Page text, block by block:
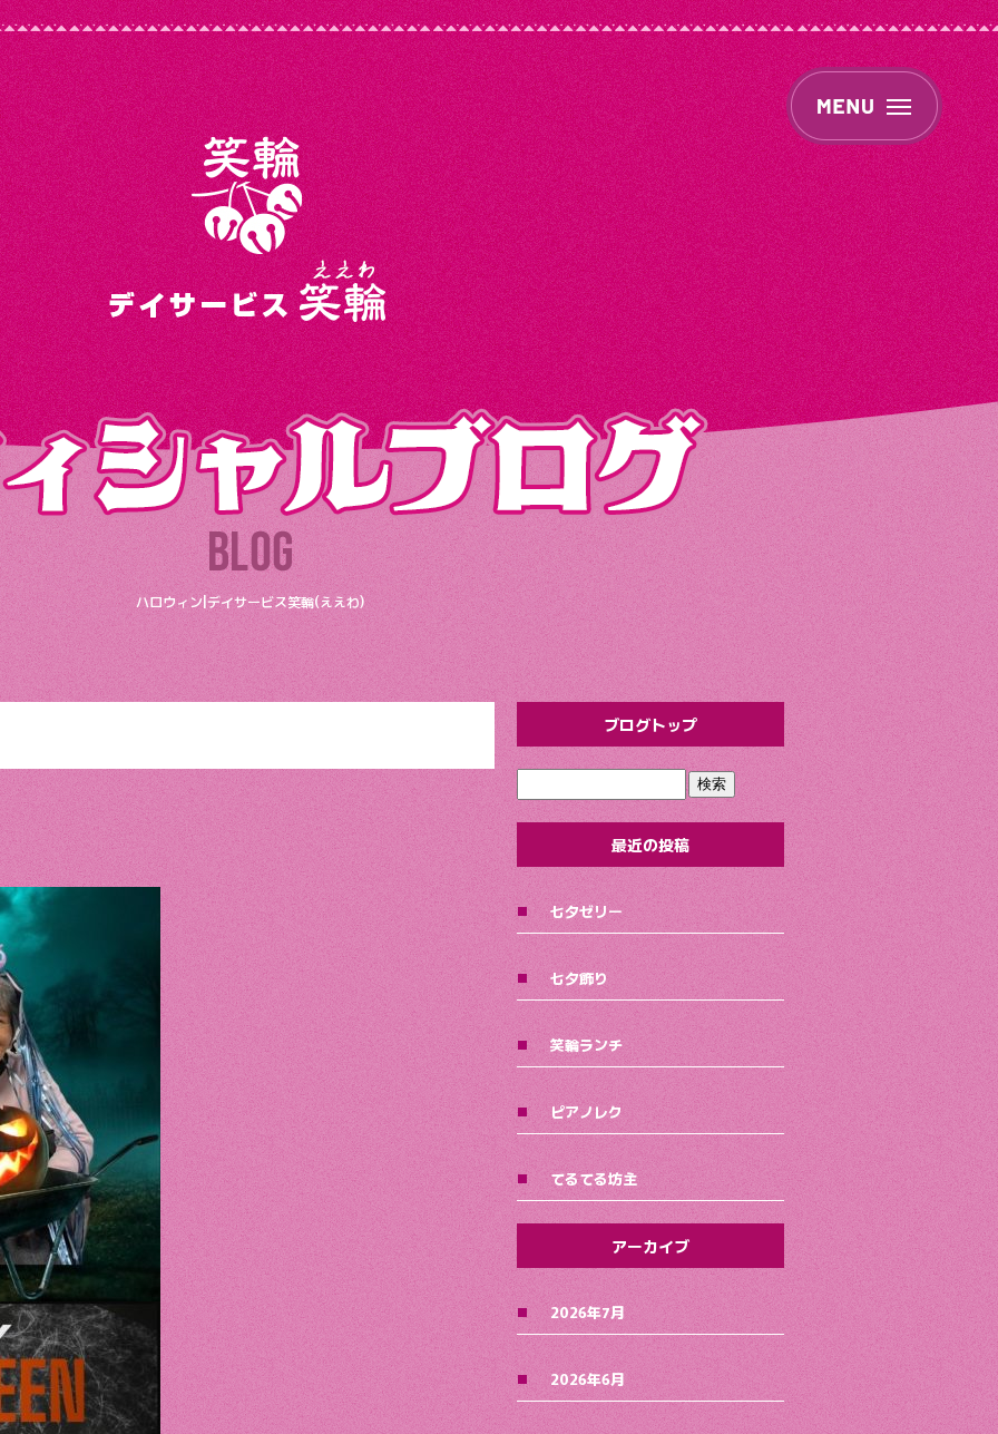
ハロウィン|デイサービス笑輪(ええわ)
ブログトップ
最近の投稿
七夕ゼリー
七夕飾り
笑輪ランチ
ピアノレク
てるてる坊主
アーカイブ
2026年7月
2026年6月